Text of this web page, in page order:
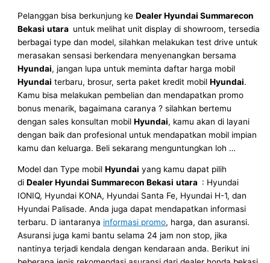
Pelanggan bisa berkunjung keDealer Hyundai Summarecon
Bekasi utara untuk melihat unit display di showroom, tersedia
berbagai type dan model, silahkan melakukan test drive untuk
merasakan sensasi berkendara menyenangkan bersama
Hyundai, jangan lupa untuk meminta daftar harga mobil
Hyundai terbaru, brosur, serta paket kredit mobilHyundai.
Kamu bisa melakukan pembelian dan mendapatkan promo
bonus menarik, bagaimana caranya ? silahkan bertemu
dengan sales konsultan mobilHyundai, kamu akan di layani
dengan baik dan profesional untuk mendapatkan mobil impian
kamu dan keluarga. Beli sekarang menguntungkan loh …
Model dan Type mobilHyundai yang kamu dapat pilih
diDealer Hyundai Summarecon Bekasi utara : Hyundai
IONIQ, Hyundai KONA, Hyundai Santa Fe, Hyundai H-1, dan
Hyundai Palisade. Anda juga dapat mendapatkan informasi
terbaru. D iantaranya informasi promo, harga, dan asuransi.
Asuransi juga kami bantu selama 24 jam non stop, jika
nantinya terjadi kendala dengan kendaraan anda. Berikut ini